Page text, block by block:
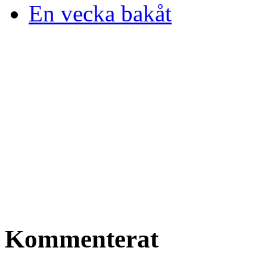
En vecka bakåt
Kommenterat